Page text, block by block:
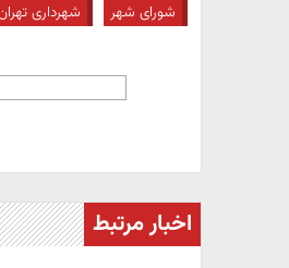
شورای شهر شهرداری
اخبار مرتبط